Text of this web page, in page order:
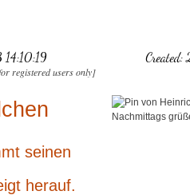
registered users only]
seinen
herauf.